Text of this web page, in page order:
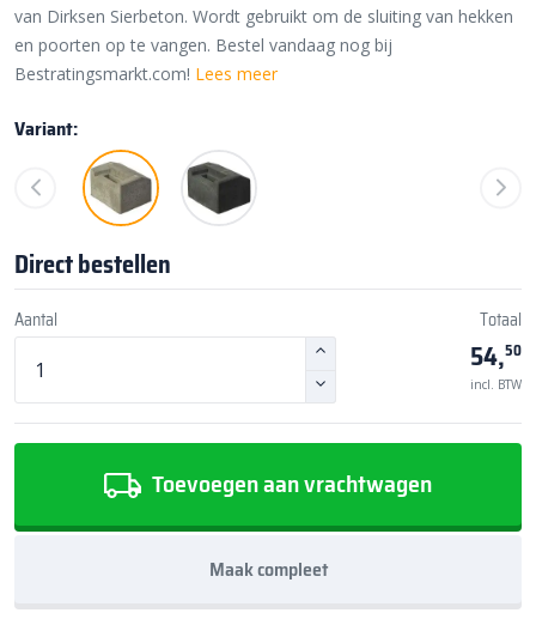
van Dirksen Sierbeton. Wordt gebruikt om de sluiting van hekken
en poorten op te vangen. Bestel vandaag nog bij
Bestratingsmarkt.com! Lees meer
Variant:
Direct bestellen
Aantal Totaal
54,50
incl. BTW
Toevoegen aan vrachtwagen
Maak compleet